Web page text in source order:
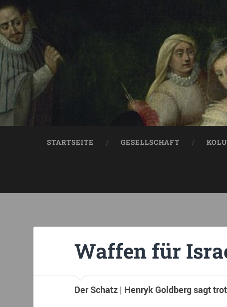
STARTSEITE GESELLSCHAFT
Waffen für
Der Schatz | Henryk Goldberg sagt